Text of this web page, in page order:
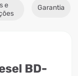
e
Garantia
BD-